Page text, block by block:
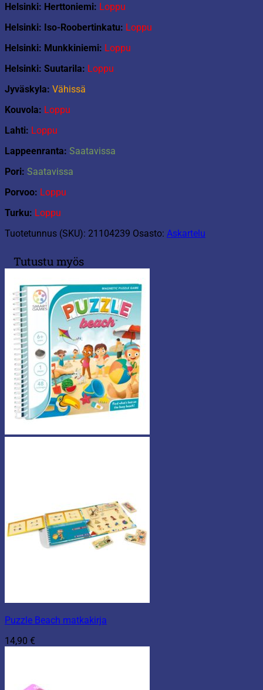
Helsinki: Herttoniemi: Loppu
Helsinki: Iso-Roobertinkatu: Loppu
Helsinki: Munkkiniemi: Loppu
Helsinki: Suutarila: Loppu
Jyväskyla: Vähissä
Kouvola: Loppu
Lahti: Loppu
Lappeenranta: Saatavissa
Pori: Saatavissa
Porvoo: Loppu
Turku: Loppu
Tuotetunnus (SKU): 21104239 Osasto: Askartelu
Tutustu myös
Puzzle Beach matkakirja
14,90 €